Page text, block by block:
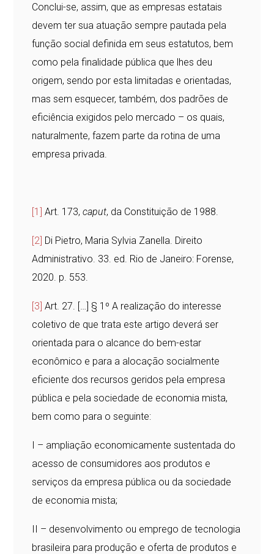
Conclui-se, assim, que as empresas estatais
devem ter sua atuação sempre pautada pela
função social definida em seus estatutos, bem
como pela finalidade pública que lhes deu
origem, sendo por esta limitadas e orientadas,
mas sem esquecer, também, dos padrões de
eficiência exigidos pelo mercado – os quais,
naturalmente, fazem parte da rotina de uma
empresa privada.
[1] Art. 173,caput, da Constituição de 1988.
[2] Di Pietro, Maria Sylvia Zanella. Direito
Administrativo. 33. ed. Rio de Janeiro: Forense,
2020. p. 553.
[3] Art. 27. […] § 1º A realização do interesse
coletivo de que trata este artigo deverá ser
orientada para o alcance do bem-estar
econômico e para a alocação socialmente
eficiente dos recursos geridos pela empresa
pública e pela sociedade de economia mista,
bem como para o seguinte:
I – ampliação economicamente sustentada do
acesso de consumidores aos produtos e
serviços da empresa pública ou da sociedade
de economia mista;
II – desenvolvimento ou emprego de tecnologia
brasileira para produção e oferta de produtos e